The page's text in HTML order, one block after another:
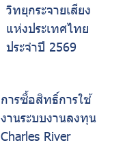
วิทยุกระจายเสียง
แห่งประเทศไทย
ประจำปี 2569
การซื้อสิทธิ์การใช้
งานระบบงานลงทุน
Charles River